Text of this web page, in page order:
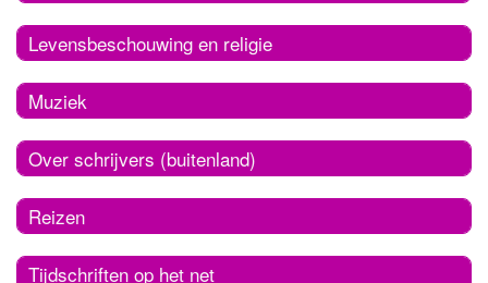
Levensbeschouwing en religie
Muziek
Over schrijvers (buitenland)
Reizen
Tijdschriften op het net